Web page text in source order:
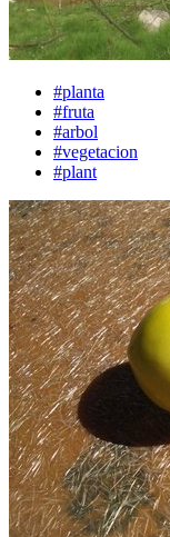
#planta
#fruta
#arbol
#vegetacion
#plant